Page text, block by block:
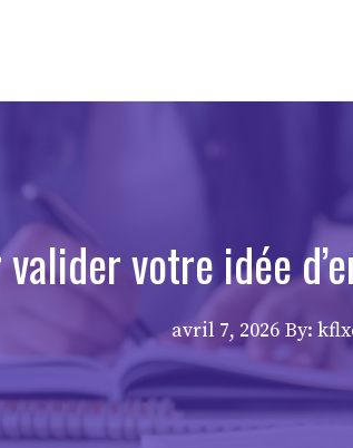
votre idée
avril 7, 2026 By: